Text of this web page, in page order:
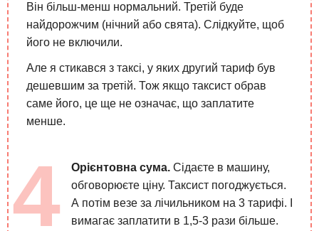
Він більш-менш нормальний. Третій буде
найдорожчим (нічний або свята). Слідкуйте, щоб
його не включили.
Але я стикався з таксі, у яких другий тариф був
дешевшим за третій. Тож якщо таксист обрав
саме його, це ще не означає, що заплатите
менше.
Орієнтовна сума. Сідаєте в машину,
обговорюєте ціну. Таксист погоджується.
А потім везе за лічильником на 3 тарифі. І
вимагає заплатити в 1,5-3 рази більше.